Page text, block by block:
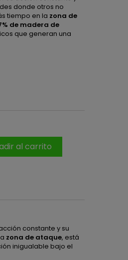
donde otros no
tiempo en la zona de
de madera de
que generan una
al carrito
constante y su
zona de ataque, está
inigualable bajo el